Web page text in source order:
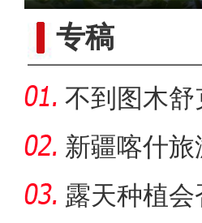
专稿
不到图木
团
新疆喀什
露天种植